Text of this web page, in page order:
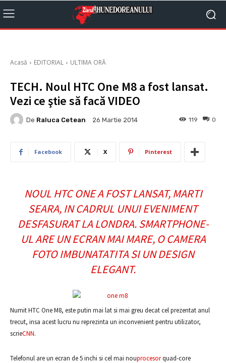
Acasă EDITORIAL ULTIMA ORĂ
TECH. Noul HTC One M8 a fost lansat.
Vezi ce ştie să facă VIDEO
De Raluca Cetean 26 Martie 2014 0
119
Facebook X Pinterest
NOUL HTC ONE A FOST LANSAT, MARTI
SEARA, IN CADRUL UNUI EVENIMENT
DESFASURAT LA LONDRA. SMARTPHONE-
UL ARE UN ECRAN MAI MARE, O CAMERA
FOTO IMBUNATATITA SI UN DESIGN
ELEGANT.
Numit HTC One M8, este putin mai lat si mai greu decat cel prezentat anul
trecut, insa acest lucru nu reprezinta un inconvenient pentru utilizator,
scrieCNN.
Telefonul are un ecran de 5 inchi si cel mai nouprocesorquad-core